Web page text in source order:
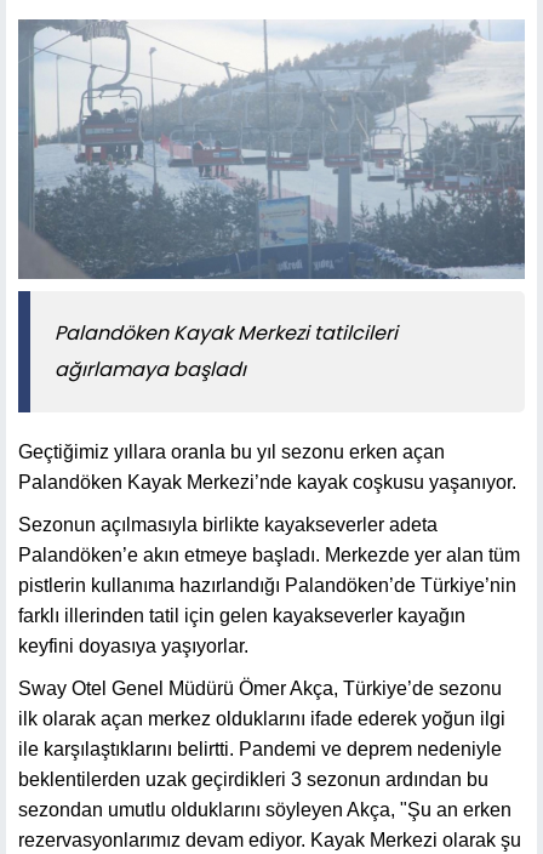
Palandöken Kayak Merkezi tatilcileri
ağırlamaya başladı
Geçtiğimiz yıllara oranla bu yıl sezonu erken açan
Palandöken Kayak Merkezi’nde kayak coşkusu yaşanıyor.
Sezonun açılmasıyla birlikte kayakseverler adeta
Palandöken’e akın etmeye başladı. Merkezde yer alan tüm
pistlerin kullanıma hazırlandığı Palandöken’de Türkiye’nin
farklı illerinden tatil için gelen kayakseverler kayağın
keyfini doyasıya yaşıyorlar.
Sway Otel Genel Müdürü Ömer Akça, Türkiye’de sezonu
ilk olarak açan merkez olduklarını ifade ederek yoğun ilgi
ile karşılaştıklarını belirtti. Pandemi ve deprem nedeniyle
beklentilerden uzak geçirdikleri 3 sezonun ardından bu
sezondan umutlu olduklarını söyleyen Akça, "Şu an erken
rezervasyonlarımız devam ediyor. Kayak Merkezi olarak şu